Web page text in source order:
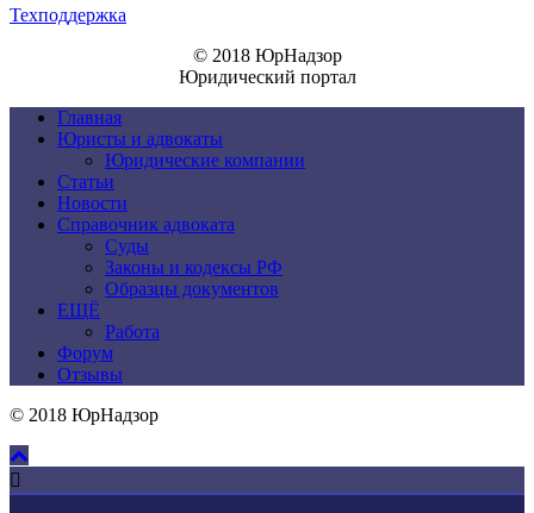
Техподдержка
© 2018 ЮрНадзор
Юридический портал
Главная
Юристы и адвокаты
Юридические компании
Статьи
Новости
Справочник адвоката
Суды
Законы и кодексы РФ
Образцы документов
ЕЩЁ
Работа
Форум
Отзывы
© 2018 ЮрНадзор